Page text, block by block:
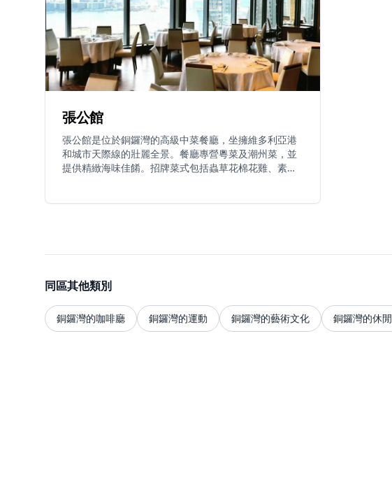
張公館
張公館是位於銅鑼灣的高級中菜餐廳，坐擁維多利亞港
和城市天際線的壯麗全景。餐廳專營粵菜及潮州菜，並
提供精緻海味佳餚。招牌菜式包括蟲草花棉花雞、素翅
的理想選擇。
同區其他類別
銅鑼灣的咖啡廳 銅鑼灣的運動 銅鑼灣的藝術文化 銅鑼灣的休閒